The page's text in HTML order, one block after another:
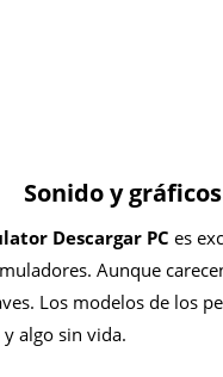
Sonido y gráficos
Descargar PC es
Aunque
Los modelos de los
algo sin vida.